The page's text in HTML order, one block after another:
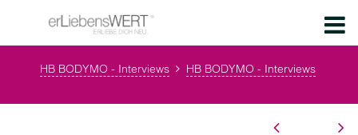
HB BODYMO - Interviews HB BODYMO - Interviews